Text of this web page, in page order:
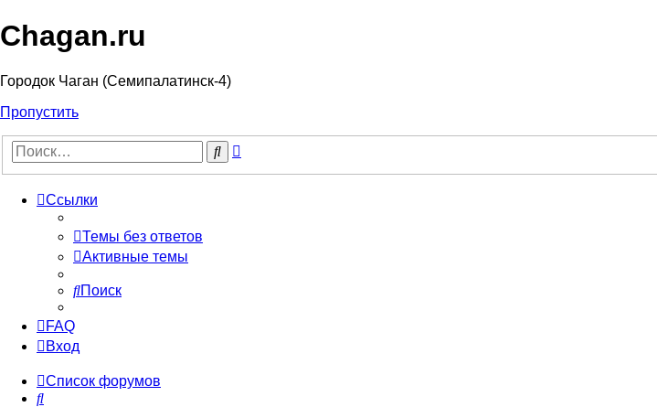
Chagan.ru
Городок Чаган (Семипалатинск-4)
Пропустить
Поиск
Ссылки
Темы без ответов
Активные темы
Поиск
FAQ
Вход
Список форумов
Поиск